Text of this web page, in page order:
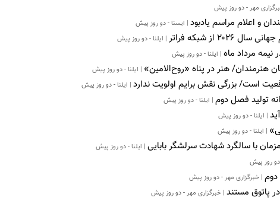
مهر - دو روز پیش
و اعلام مراسم یادبود | ایسنا - دو روز پیش
از شبکه فراتر | ایلنا - دو روز پیش
مرداد ماه | ایلنا - دو روز پیش
هنرمندان/ هنر در پناه «روح‌الامین» | ایلنا - دو روز پیش
است/ بزرگی نقش برایم اولویت ندارد | ایلنا - دو روز پیش
تولید فصل دوم | ایلنا - دو روز پیش
| ایلنا - دو روز پیش
| ایلنا - دو روز پیش
با سالگرد شهادت سرلشگر بابایی | ایلنا - دو روز پیش
دو روز پیش
| خبرگزاری مهر - دو روز پیش
پاتوق مستند | خبرگزاری مهر - دو روز پیش